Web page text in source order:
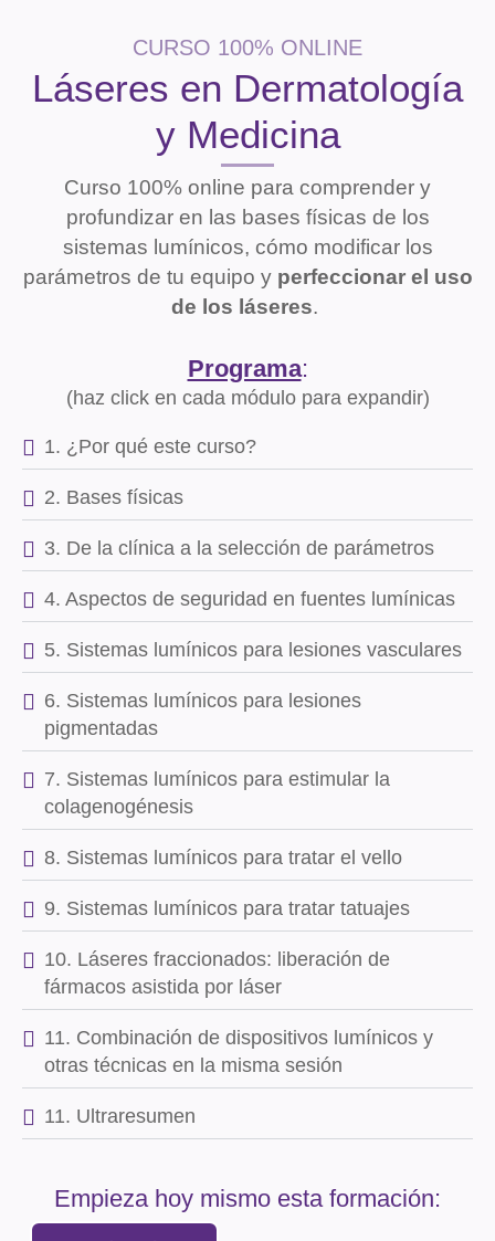
CURSO 100% ONLINE
Láseres en Dermatología
y Medicina
Curso 100% online para comprender y
profundizar en las bases físicas de los
sistemas lumínicos, cómo modificar los
parámetros de tu equipo y perfeccionar el uso
de los láseres.
Programa:
(haz click en cada módulo para expandir)
1. ¿Por qué este curso?
2. Bases físicas
3. De la clínica a la selección de parámetros
4. Aspectos de seguridad en fuentes lumínicas
5. Sistemas lumínicos para lesiones vasculares
6. Sistemas lumínicos para lesiones
pigmentadas
7. Sistemas lumínicos para estimular la
colagenogénesis
8. Sistemas lumínicos para tratar el vello
9. Sistemas lumínicos para tratar tatuajes
10. Láseres fraccionados: liberación de
fármacos asistida por láser
11. Combinación de dispositivos lumínicos y
otras técnicas en la misma sesión
11. Ultraresumen
Empieza hoy mismo esta formación: